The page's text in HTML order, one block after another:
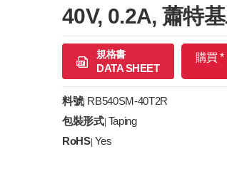
40V, 0.2A, 蕭特
規格書
DATA SHEET
購買 *
料號| RB540SM-40T2R
包裝形式| Taping
RoHS| Yes